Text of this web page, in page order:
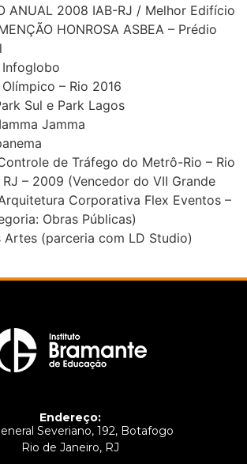
ANUAL 2008 IAB-RJ / Melhor Edifício
HONROSA ASBEA – Prédio
Infoglobo
– Rio 2016
Sul e Park Lagos
Jamma
de Tráfego do Metrô-Rio – Rio
– 2009 (Vencedor do VII Grande
Corporativa Flex Eventos –
Obras Públicas)
Artes (parceria com LD Studio)
Endereço:
Severiano, 192, Botafogo
Rio de Janeiro, RJ